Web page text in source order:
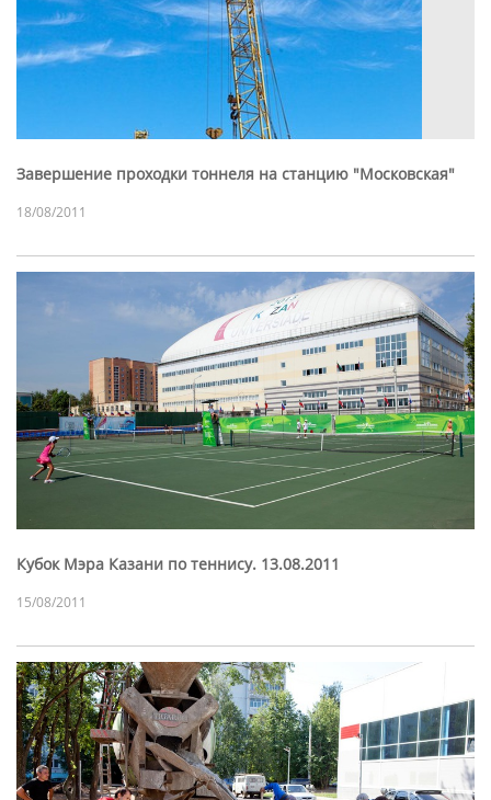
Завершение проходки тоннеля на станцию "Московская"
18/08/2011
Кубок Мэра Казани по теннису. 13.08.2011
15/08/2011